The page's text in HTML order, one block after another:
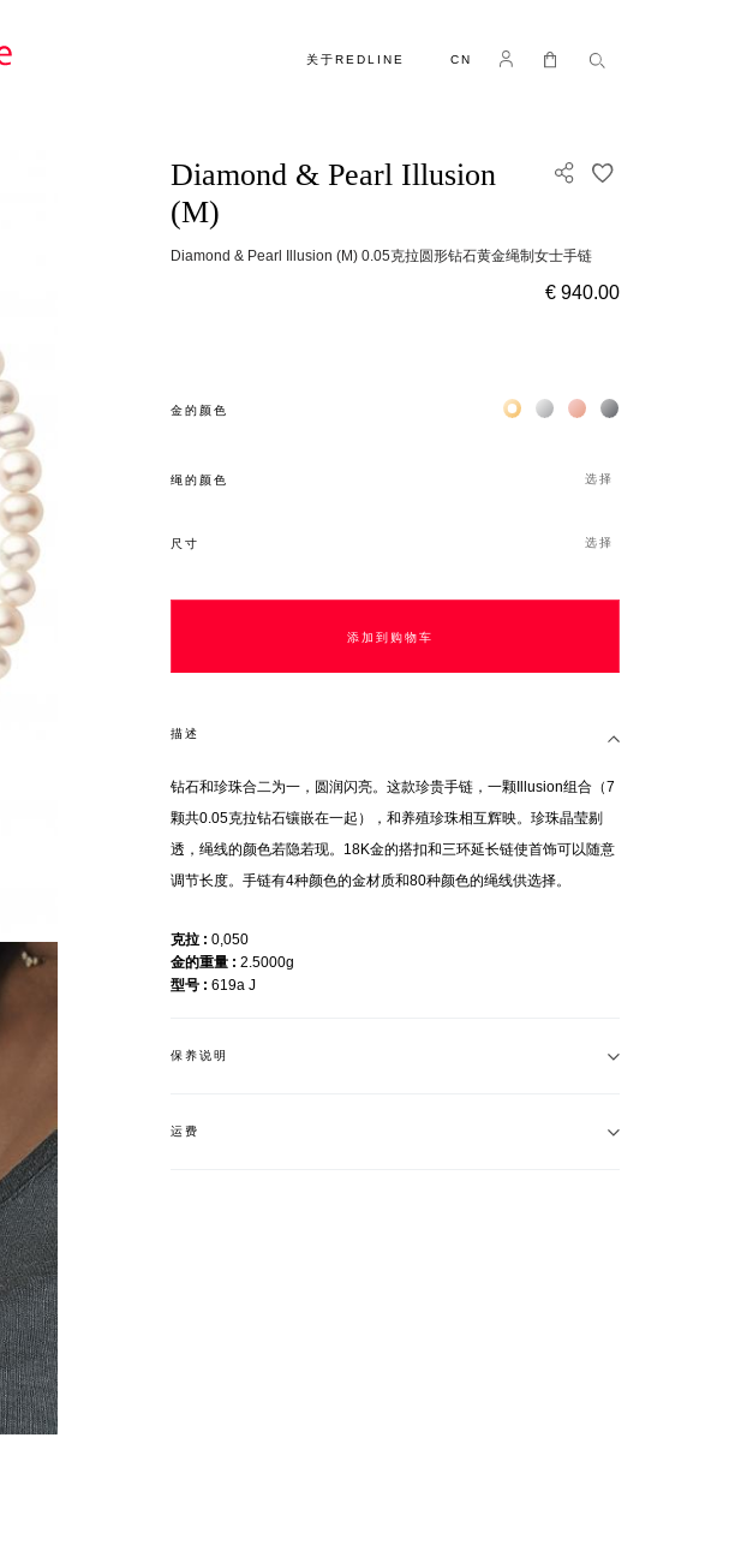
关于REDLINE CN Log in 我的购物车
Diamond & Pearl Illusion
(M)
Diamond & Pearl Illusion (M) 0.05克拉圆形钻石黄金绳制女士手链
€ 940.00
金的颜色 Жёлтое золото 18К
Белое золото 18К
Розовое золото 18К
Чёрное золото 18К
绳的颜色 选择
尺寸 选择
添加到购物车
描述
钻石和珍珠合二为一，圆润闪亮。这款珍贵手链，一颗Illusion组合（7
颗共0.05克拉钻石镶嵌在一起），和养殖珍珠相互辉映。珍珠晶莹剔
透，绳线的颜色若隐若现。18K金的搭扣和三环延长链使首饰可以随意
调节长度。手链有4种颜色的金材质和80种颜色的绳线供选择。
克拉
0,050
金的重量
2.5000g
型号
619a J
保养说明
运费